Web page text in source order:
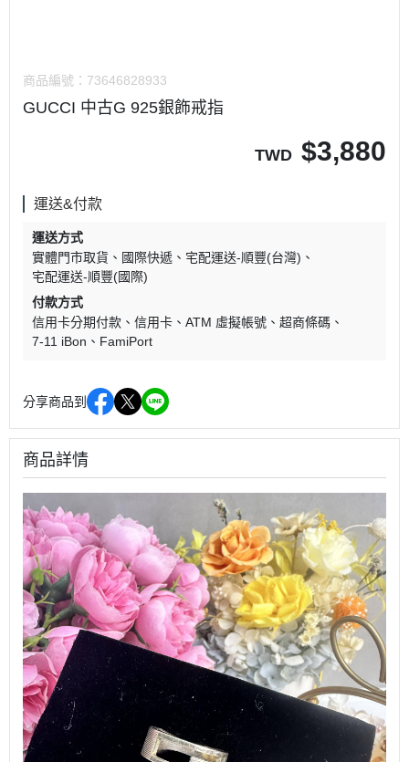
商品編號： 73646828933
GUCCI 中古G 925銀飾戒指
TWD $3,880
運送&付款
運送方式
實體門市取貨
國際快遞
宅配運送-順豐(台灣)
宅配運送-順豐(國際)
付款方式
信用卡分期付款
信用卡 ATM 虛擬帳號
超商條碼
7-11 iBon
FamiPort
分享商品到
商品詳情